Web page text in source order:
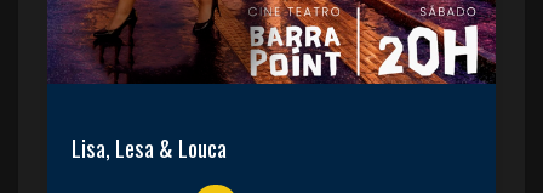
Lisa, Lesa & Louca